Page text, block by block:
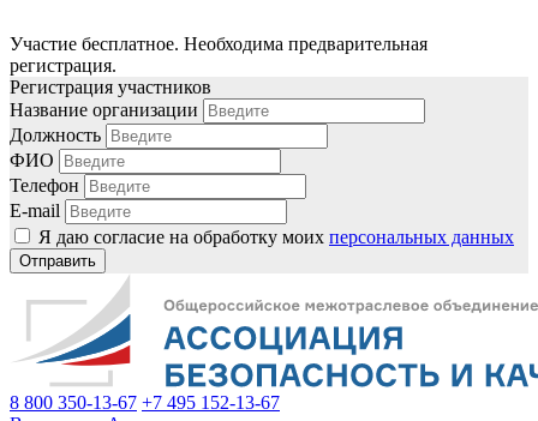
Участие бесплатное. Необходима предварительная
регистрация.
Регистрация участников
Название организации
Должность
ФИО
Телефон
E-mail
Я даю согласие на обработку моих персональных данных
Отправить
8 800 350-13-67 +7 495 152-13-67